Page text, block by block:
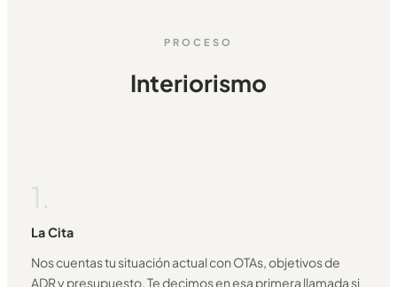
PROCESO
Interiorismo
1.
La Cita
Nos cuentas tu situación actual con OTAs, objetivos de
ADR y presupuesto. Te decimos en esa primera llamada si